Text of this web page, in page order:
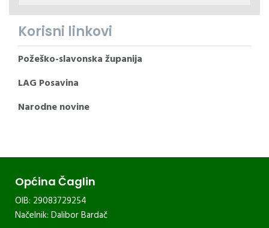
Korisni linkovi
Požeško-slavonska županija
LAG Posavina
Narodne novine
Općina Čaglin
OIB: 29083729254
Načelnik: Dalibor Bardač